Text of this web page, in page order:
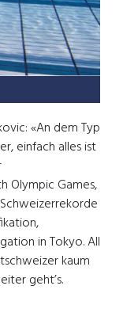
«An dem Typ
einfach alles ist
Olympic Games,
in Tokyo. All
kaum
geht’s.